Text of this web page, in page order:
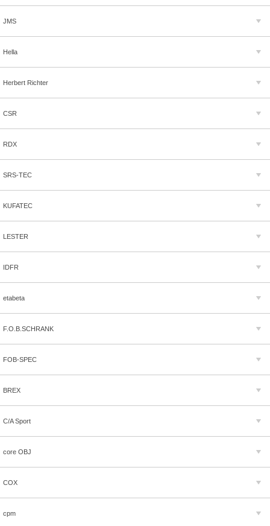
JMS
Hella
Herbert Richter
CSR
RDX
SRS-TEC
KUFATEC
LESTER
IDFR
etabeta
F.O.B.SCHRANK
FOB-SPEC
BREX
C/A Sport
core OBJ
COX
cpm